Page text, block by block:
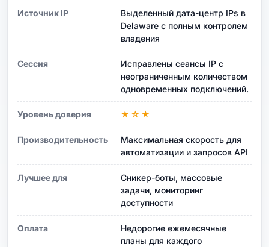
Источник IP
Выделенный дата-центр IPs в
Delaware с полным контролем
владения
Сессия
Исправлены сеансы IP с
неограниченным количеством
одновременных подключений.
Уровень доверия ★☆★
Производительность
Максимальная скорость для
автоматизации и запросов API
Лучшее для
Сникер-боты, массовые
задачи, мониторинг
доступности
Оплата
Недорогие ежемесячные
планы для каждого